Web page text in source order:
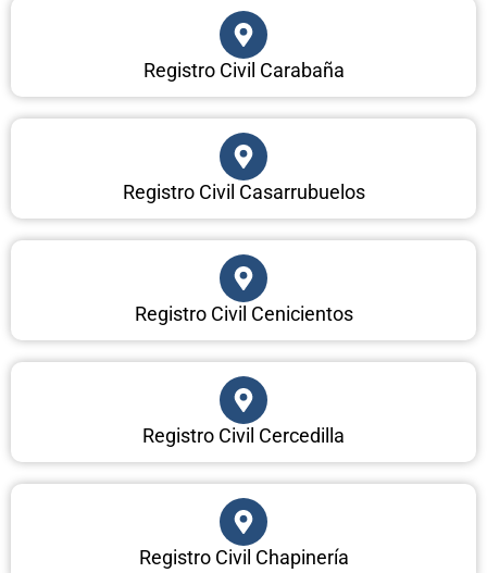
Registro Civil Carabaña
Registro Civil Casarrubuelos
Registro Civil Cenicientos
Registro Civil Cercedilla
Registro Civil Chapinería